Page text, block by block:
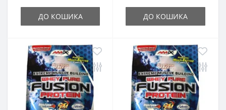
ДО КОШИКА ДО КОШИКА